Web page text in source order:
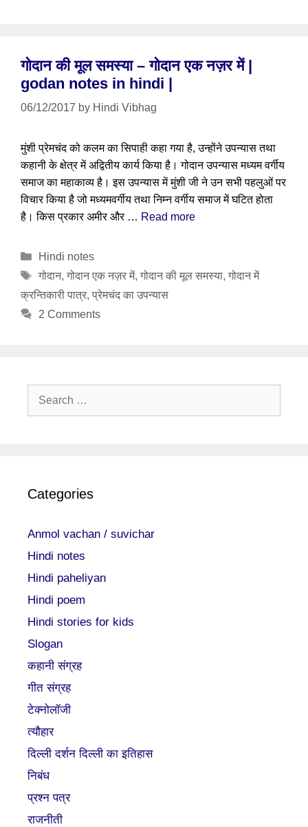
गोदान की मूल समस्या – गोदान एक नज़र में |
godan notes in hindi |
06/12/2017 by Hindi Vibhag
मुंशी प्रेमचंद को कलम का सिपाही कहा गया है, उन्होंने उपन्यास तथा
कहानी के क्षेत्र में अद्वितीय कार्य किया है। गोदान उपन्यास मध्यम वर्गीय
समाज का महाकाव्य है। इस उपन्यास में मुंशी जी ने उन सभी पहलुओं पर
विचार किया है जो मध्यमवर्गीय तथा निम्न वर्गीय समाज में घटित होता
है। किस प्रकार अमीर और … Read more
Categories
Hindi notes
Tags
गोदान, गोदान एक नज़र में, गोदान की मूल समस्या, गोदान में
क्रन्तिकारी पात्र, प्रेमचंद का उपन्यास
2 Comments
Search
Categories
Anmol vachan / suvichar
Hindi notes
Hindi paheliyan
Hindi poem
Hindi stories for kids
Slogan
कहानी संग्रह
गीत संग्रह
टेक्नोलॉजी
त्यौहार
दिल्ली दर्शन दिल्ली का इतिहास
निबंध
प्रश्न पत्र
राजनीती